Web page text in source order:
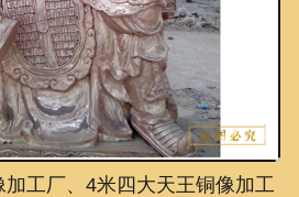
泥塑鉴赏
联系我们
工厂、4米四大天王铜像加工